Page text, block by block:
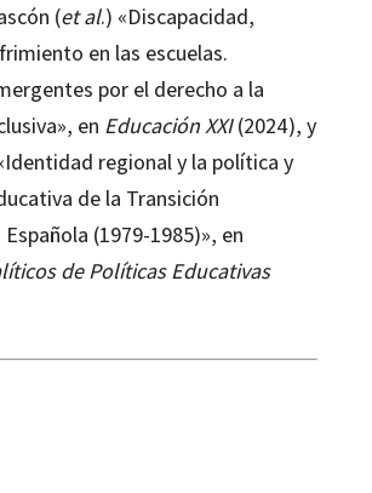
(et al.) «Discapacidad,
en las escuelas.
por el derecho a la
en Educación XXI(2024), y
regional y la política y
de la Transición
(1979-1985)», en
de Políticas Educativas